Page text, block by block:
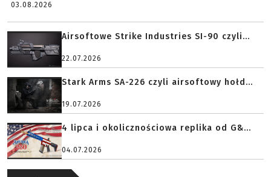
03.08.2026
Airsoftowe Strike Industries SI-90 czyli...
22.07.2026
Stark Arms SA-226 czyli airsoftowy hołd...
19.07.2026
4 lipca i okolicznościowa replika od G&...
04.07.2026